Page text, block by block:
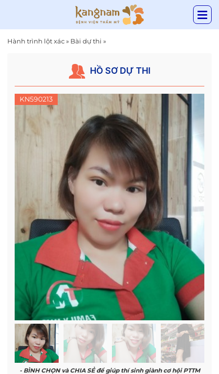
Hành trình lột xác» Bài dự thi »
HỒ SƠ DỰ THI
KN590213
- BÌNH CHỌN và CHIA SẺ để giúp thí sinh giành cơ hội PTTM